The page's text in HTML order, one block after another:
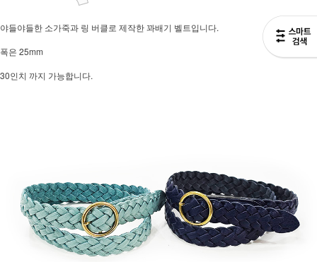
야들야들한 소가죽과 링 버클로 제작한 꽈배기 벨트입니다.
폭은 25mm
30인치 까지 가능합니다.